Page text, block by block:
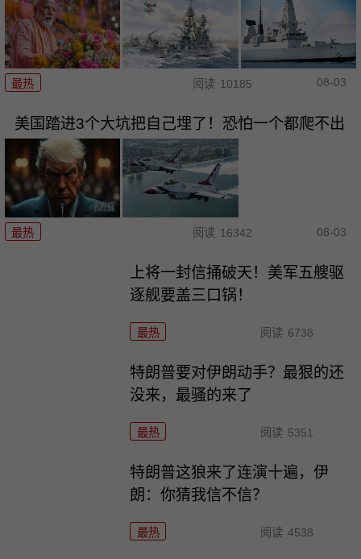
最热 阅读 10185 08-03
美国踏进3个大坑把自己埋了！恐怕一个都爬不出
最热 阅读 16342 08-03
上将一封信捅破天！美军五艘驱
逐舰要盖三口锅！
最热 阅读 6738
特朗普要对伊朗动手？最狠的还
没来，最骚的来了
最热 阅读 5351
特朗普这狼来了连演十遍，伊
朗：你猜我信不信？
最热 阅读 4538